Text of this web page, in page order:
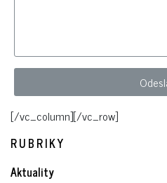
[/vc_column][/vc_row]
RUBRIKY
Aktuality